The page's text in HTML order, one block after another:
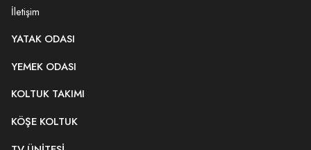
İletişim
YATAK ODASI
YEMEK ODASI
KOLTUK TAKIMI
KÖŞE KOLTUK